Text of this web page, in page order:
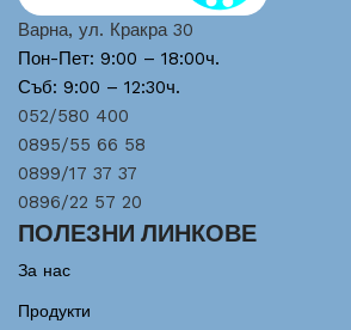
Варна, ул. Кракра 30
Пон-Пет: 9:00 – 18:00ч.
Съб: 9:00 – 12:30ч.
052/580 400
0895/55 66 58
0899/17 37 37
0896/22 57 20
ПОЛЕЗНИ ЛИНКОВЕ
За нас
Продукти